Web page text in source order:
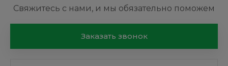
Свяжитесь с нами, и мы обязательно поможем
Заказать звонок